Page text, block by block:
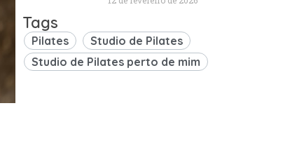
Tags
Pilates
Studio de Pilates
Studio de Pilates perto de mim